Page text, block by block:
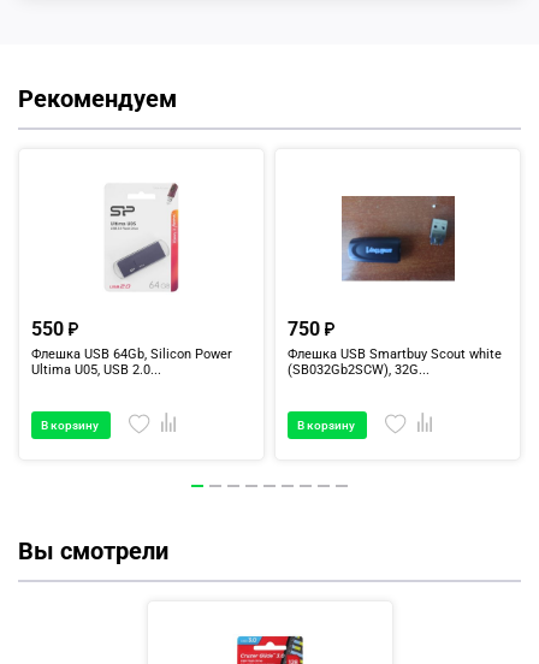
Рекомендуем
550
Флешка USB 64Gb, Silicon Power
Ultima U05, USB 2.0...
В корзину
750
Флешка USB Smartbuy Scout white
(SB032Gb2SCW), 32G...
В корзину
Вы смотрели